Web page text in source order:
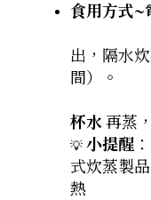
食用方式~
出，隔水
間）。
2、跳
杯水再蒸
💡 小提醒
式炊蒸製
熱